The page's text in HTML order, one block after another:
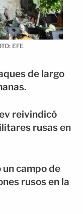
EFE
de largo
reivindicó
rusas en
campo de
rusos en la